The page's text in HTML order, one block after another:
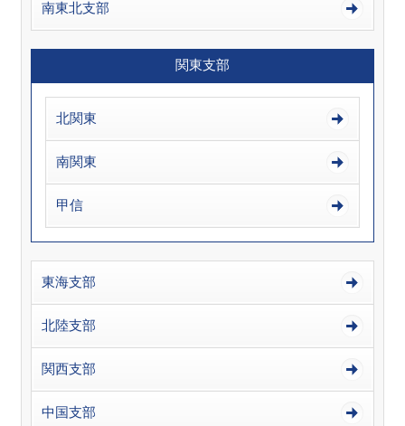
南東北支部
関東支部
北関東
南関東
甲信
東海支部
北陸支部
関西支部
中国支部